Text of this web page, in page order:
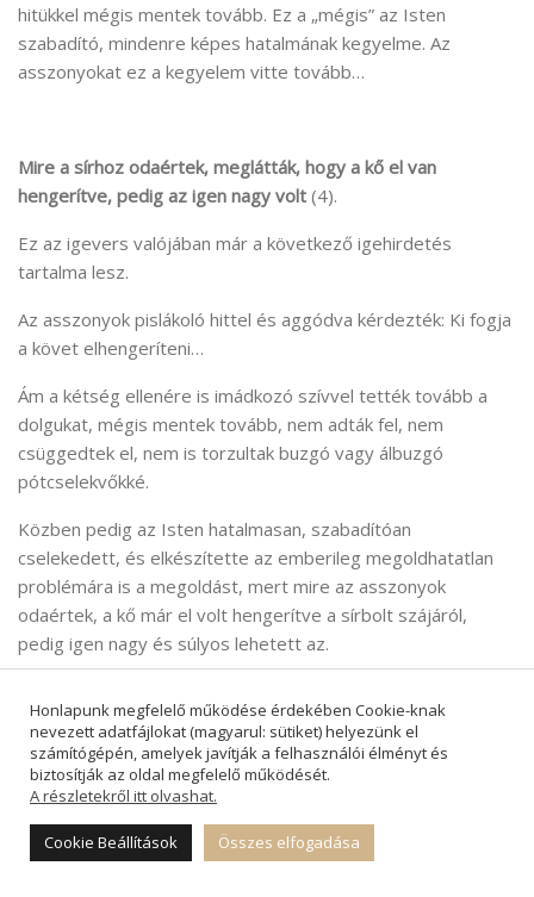
hitükkel mégis mentek tovább. Ez a „mégis” az Isten
szabadító, mindenre képes hatalmának kegyelme. Az
asszonyokat ez a kegyelem vitte tovább…
Mire a sírhoz odaértek, meglátták, hogy a kő el van
hengerítve, pedig az igen nagy volt (4).
Ez az igevers valójában már a következő igehirdetés
tartalma lesz.
Az asszonyok pislákoló hittel és aggódva kérdezték: Ki fogja
a követ elhengeríteni…
Ám a kétség ellenére is imádkozó szívvel tették tovább a
dolgukat, mégis mentek tovább, nem adták fel, nem
csüggedtek el, nem is torzultak buzgó vagy álbuzgó
pótcselekvőkké.
Közben pedig az Isten hatalmasan, szabadítóan
cselekedett, és elkészítette az emberileg megoldhatatlan
problémára is a megoldást, mert mire az asszonyok
odaértek, a kő már el volt hengerítve a sírbolt szájáról,
pedig igen nagy és súlyos lehetett az.
amikor emberileg nem láttam a megoldást, de naponta
elkérve és kapva a mennyei erőt, haladtam tovább az Úr
követésében, és az Úr cselekedett, előttem járt, új utakat
nyitott, szabadítást, megoldást adott, csodákat cselekedett;
aggodalmaskodásomat pedig megszégyenítette.
Honlapunk megfelelő működése érdekében Cookie-knak
nevezett adatfájlokat (magyarul: sütiket) helyezünk el
számítógépén, amelyek javítják a felhasználói élményt és
biztosítják az oldal megfelelő működését.
A részletekről itt olvashat.
Cookie Beállítások Összes elfogadása